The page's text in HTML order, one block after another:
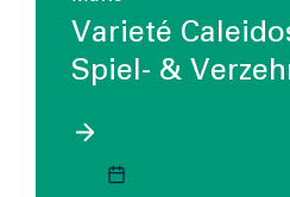
Varieté
Spiel- &